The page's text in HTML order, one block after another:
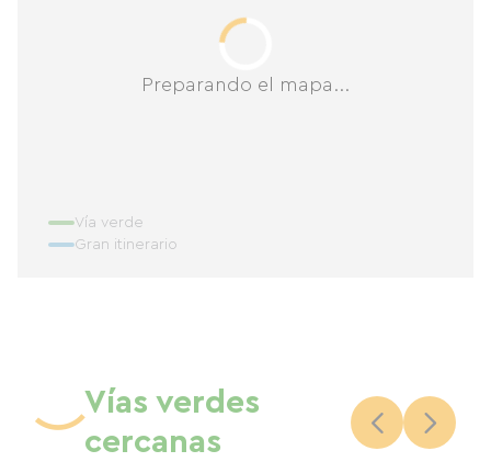
Preparando el mapa...
Vía verde
Gran itinerario
Vías verdes
cercanas